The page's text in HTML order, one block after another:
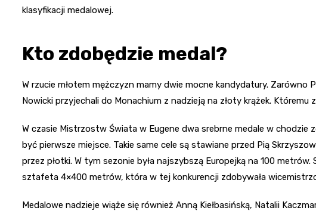
klasyfikacji medalowej.
Kto zdobędzie medal?
W rzucie młotem mężczyzn mamy dwie mocne kandydatury. Zarówno
Nowicki przyjechali do Monachium z nadzieją na złoty krążek. Któremu
W czasie Mistrzostw Świata w Eugene dwa srebrne medale w chodzie
być pierwsze miejsce. Takie same cele są stawiane przed Pią
przez płotki. W tym sezonie była najszybszą Europejką na 100
sztafeta 4×400 metrów, która w tej konkurencji zdobywała
Medalowe nadzieje wiąże się również Anną Kiełbasińską, Natalii